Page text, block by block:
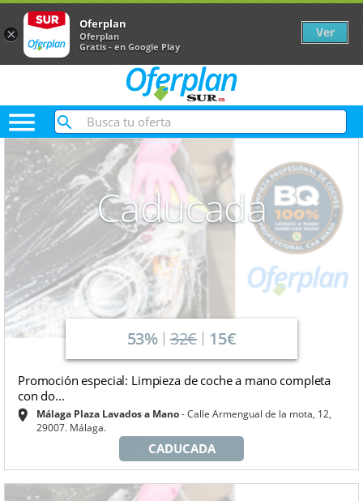

Caducada
53% 32€ 15€
Promoción especial: Limpieza de coche a mano completa
con do...
Málaga Plaza Lavados a Mano Calle Armengual de la mota, 12,
29007. Málaga.
CADUCADA
×
Oferplan
Oferplan
Gratis - en Google Play
Ver